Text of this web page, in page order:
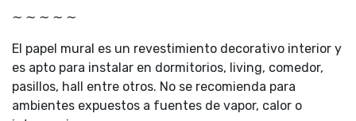
∼ ∼ ∼ ∼ ∼
El papel mural es un revestimiento decorativo interior y
es apto para instalar en dormitorios, living, comedor,
pasillos, hall entre otros. No se recomienda para
ambientes expuestos a fuentes de vapor, calor o